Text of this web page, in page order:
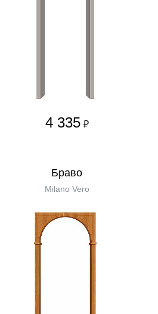
4 335 ₽
Бравo
Milano Vero